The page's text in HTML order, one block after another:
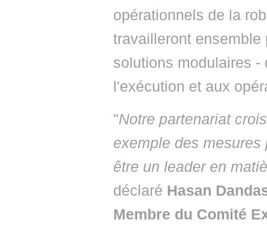
opérationnels de la
travailleront ensemble
solutions modulaires
l'exécution et aux
"Notre partenariat
exemple des
être un leader en
déclaré Hasan
Membre du Comité